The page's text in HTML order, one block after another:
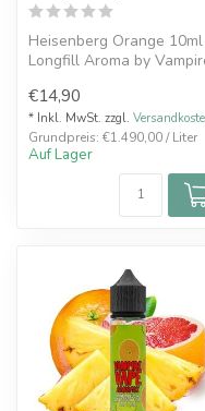
Heisenberg Orange 10ml
Longfill Aroma by
€14,90
* Inkl. MwSt. zzgl.
Grundpreis: €1.490,00 / Liter
Auf Lager